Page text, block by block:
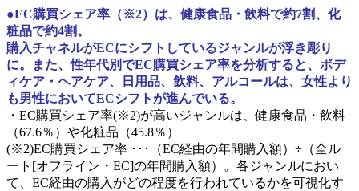
●EC購買シェア率（※2）は、健康食品・飲料で約7割、化
粧品で約4割。
購入チャネルがECにシフトしているジャンルが浮き彫り
に。また、性年代別でEC購買シェア率を分析すると、ボデ
ィケア・ヘアケア、日用品、飲料、アルコールは、女性より
も男性においてECシフトが進んでいる。
・EC購買シェア率(※2)が高いジャンルは、健康食品・飲料
（67.6％）や化粧品（45.8％）
(※2)EC購買シェア率 ･･･（EC経由の年間購入額）÷（全ル
ート[オフライン・EC]の年間購入額）。各ジャンルにおい
て、EC経由の購入がどの程度を行われているかを可視化す